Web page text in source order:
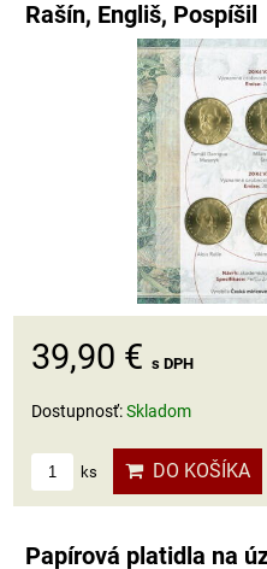
Rašín, Engliš, Pospíšil
39,90 € s DPH
Dostupnosť:Skladom
ks DO KOŠÍKA
Papírová platidla na